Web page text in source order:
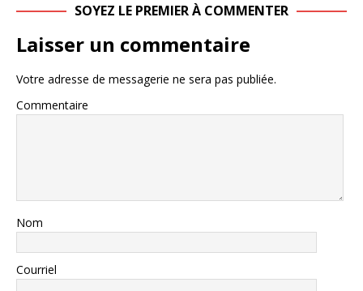
SOYEZ LE PREMIER À COMMENTER
Laisser un commentaire
Votre adresse de messagerie ne sera pas publiée.
Commentaire
Nom
Courriel